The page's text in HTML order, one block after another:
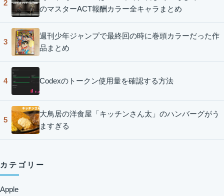
2
のマスターACT報酬カラー全キャラまとめ
3
週刊少年ジャンプで最終回の時に巻頭カラーだった作
品まとめ
4 Codexのトークン使用量を確認する方法
5
大鳥居の洋食屋「キッチンさん太」のハンバーグがう
ますぎる
カテゴリー
Apple